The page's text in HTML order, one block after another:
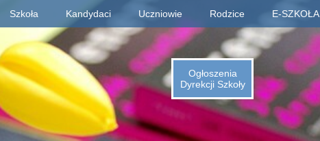
Szkoła
Deklaracja dostępności
Kandydaci Uczniowie Rodzice E-SZKOŁA
Ogłoszenia
Dyrekcji Szkoły